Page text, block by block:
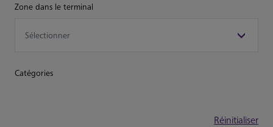
Zone dans le terminal
Catégories
Réinitialiser